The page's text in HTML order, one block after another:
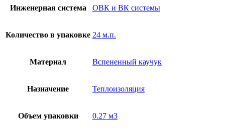
Инженерная система ОВК и ВК системы
Количество в упаковке 24 м.п.
Материал Вспененный каучук
Назначение Теплоизоляция
Объем упаковки 0.27 м3